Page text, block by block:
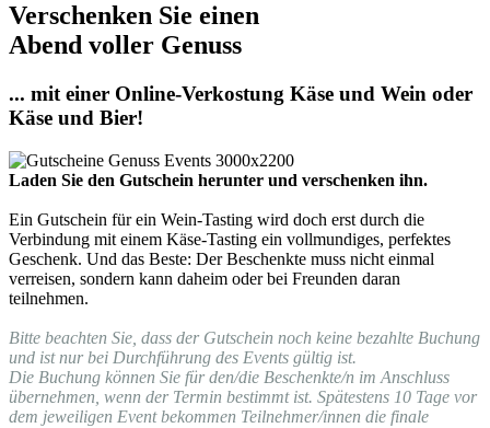
Verschenken Sie einen
Abend voller Genuss
... mit einer Online-Verkostung Käse und Wein oder
Käse und Bier!
Laden Sie den Gutschein herunter und verschenken ihn.
Ein Gutschein für ein Wein-Tasting wird doch erst durch die
Verbindung mit einem Käse-Tasting ein vollmundiges, perfektes
Geschenk. Und das Beste: Der Beschenkte muss nicht einmal
verreisen, sondern kann daheim oder bei Freunden daran
teilnehmen.
Bitte beachten Sie, dass der Gutschein noch keine bezahlte Buchung
und ist nur bei Durchführung des Events gültig ist.
Die Buchung können Sie für den/die Beschenkte/n im Anschluss
übernehmen, wenn der Termin bestimmt ist. Spätestens 10 Tage vor
dem jeweiligen Event bekommen Teilnehmer/innen die finale